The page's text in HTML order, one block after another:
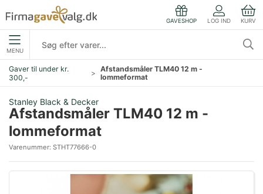
GAVESHOP LOG IND KURV
MENU
Gaver til under kr.
300,-
Afstandsmåler TLM40 12 m -
lommeformat
Stanley Black & Decker
Afstandsmåler TLM40 12 m -
lommeformat
Varenummer: STHT77666-0